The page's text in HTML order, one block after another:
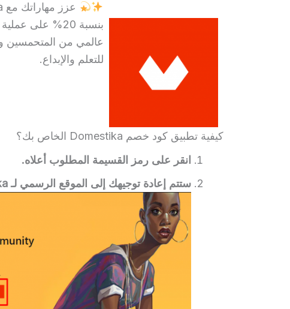
بنسبة 20% على عملية الشراء الأولى!
عالمي من المتحمسين
للتعلم والإبداع.
كيفية تطبيق كود خصم Domestika الخاص بك؟
انقر على رمز القسيمة المطلوب أعلاه.
ستتم إعادة توجيهك إلى الموقع الرسمي لـ Domestika.